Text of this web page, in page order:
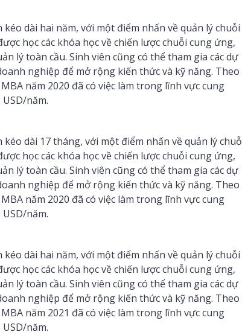
dài hai năm, với một điểm nhấn về quản lý chuỗi
học các khóa học về chiến lược chuỗi cung ứng,
lý toàn cầu. Sinh viên cũng có thể tham gia các dự
nghiệp để mở rộng kiến thức và kỹ năng. Theo
năm 2020 đã có việc làm trong lĩnh vực cung
năm.
dài 17 tháng, với một điểm nhấn về quản lý
học các khóa học về chiến lược chuỗi cung ứng,
lý toàn cầu. Sinh viên cũng có thể tham gia các dự
nghiệp để mở rộng kiến thức và kỹ năng. Theo
năm 2020 đã có việc làm trong lĩnh vực cung
năm.
dài hai năm, với một điểm nhấn về quản lý chuỗi
học các khóa học về chiến lược chuỗi cung ứng,
lý toàn cầu. Sinh viên cũng có thể tham gia các dự
nghiệp để mở rộng kiến thức và kỹ năng. Theo
năm 2021 đã có việc làm trong lĩnh vực cung
năm.